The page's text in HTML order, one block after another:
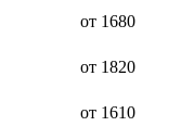
от 1680
от 1820
от 1610